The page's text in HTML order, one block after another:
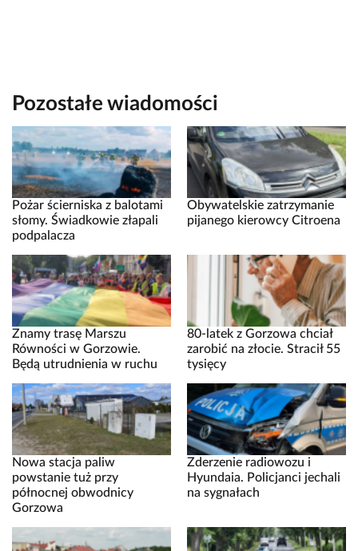
Pozostałe wiadomości
Pożar ścierniska z balotami
słomy. Świadkowie złapali
podpalacza
Obywatelskie zatrzymanie
pijanego kierowcy Citroena
Znamy trasę Marszu
Równości w Gorzowie.
Będą utrudnienia w ruchu
80-latek z Gorzowa chciał
zarobić na złocie. Stracił 55
tysięcy
Nowa stacja paliw
powstanie tuż przy
północnej obwodnicy
Gorzowa
Zderzenie radiowozu i
Hyundaia. Policjanci jechali
na sygnałach